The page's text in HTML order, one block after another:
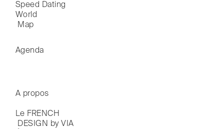
Speed Dating
World
Map
Agenda
A propos
Le FRENCH
DESIGN by VIA